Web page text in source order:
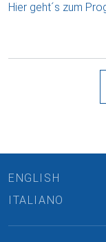
Hier geht´s zum
ENGLISH
ITALIANO